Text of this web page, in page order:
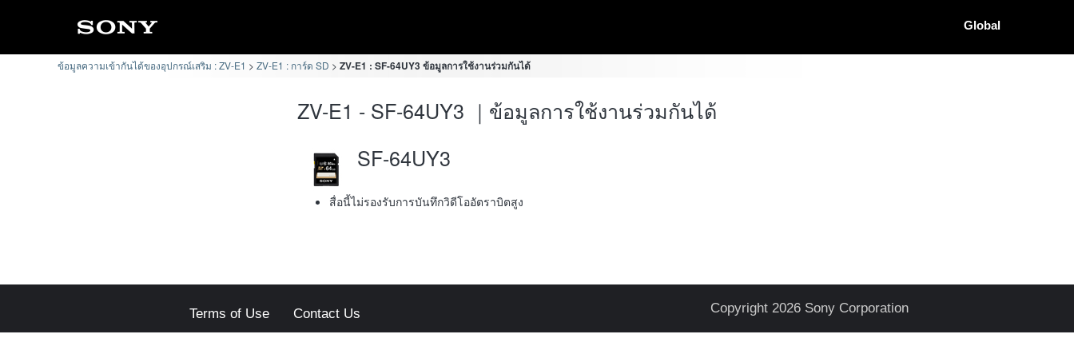
Global
ข้อมูลความเข้ากันได้ของอุปกรณ์เสริม : ZV-E1 ZV-E1 : การ์ด SD ZV-E1 : SF-64UY3 ข้อมูลการใช้งานร่วมกันได้
ZV-E1 - SF-64UY3 ｜ข้อมูลการใช้งานร่วมกันได้
SF-64UY3
สื่อนี้ไม่รองรับการบันทึกวิดีโออัตราบิตสูง
Terms of Use Contact Us Copyright 2026 Sony Corporation